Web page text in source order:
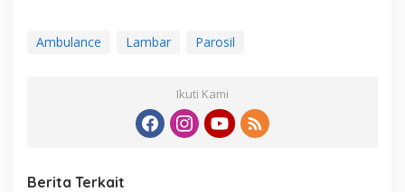
Ambulance Lambar Parosil
Ikuti Kami
Berita Terkait